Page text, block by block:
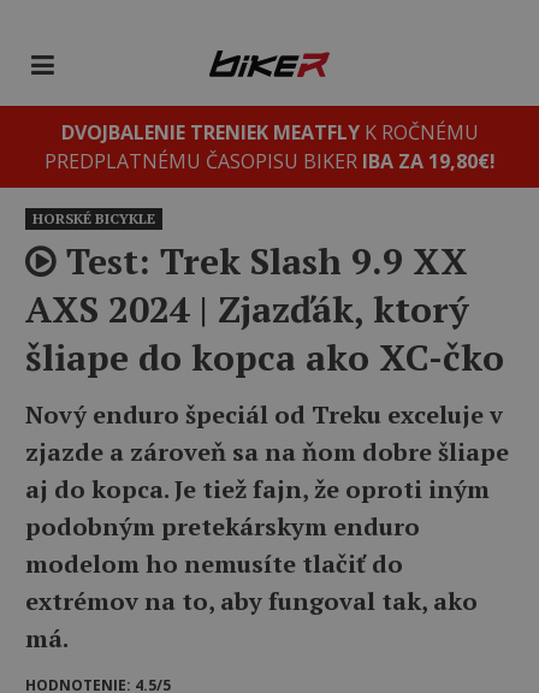
DVOJBALENIE TRENIEK MEATFLYK ROČNÉMU
PREDPLATNÉMU ČASOPISU BIKER IBA ZA 19,80€!
HORSKÉ BICYKLE
Test: Trek Slash 9.9 XX
AXS 2024 | Zjazďák, ktorý
šliape do kopca ako XC-čko
Nový enduro špeciál od Treku exceluje v
zjazde a zároveň sa na ňom dobre šliape
aj do kopca. Je tiež fajn, že oproti iným
podobným pretekárskym enduro
modelom ho nemusíte tlačiť do
extrémov na to, aby fungoval tak, ako
má.
HODNOTENIE: 4.5/5